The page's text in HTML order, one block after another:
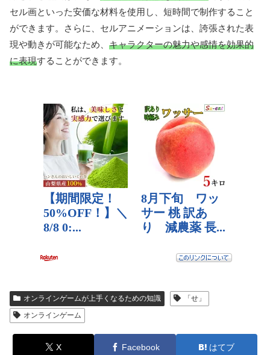
セル画といった安価な材料を使用し、短時間で制作すること
ができます。さらに、セルアニメーションは、誇張された表
現や動きが可能なため、 キャラクターの魅力や感情を効果的
に表現することができます。
オンラインゲームが上手くなるための知識
「せ」
オンラインゲーム
X Facebook はてブ